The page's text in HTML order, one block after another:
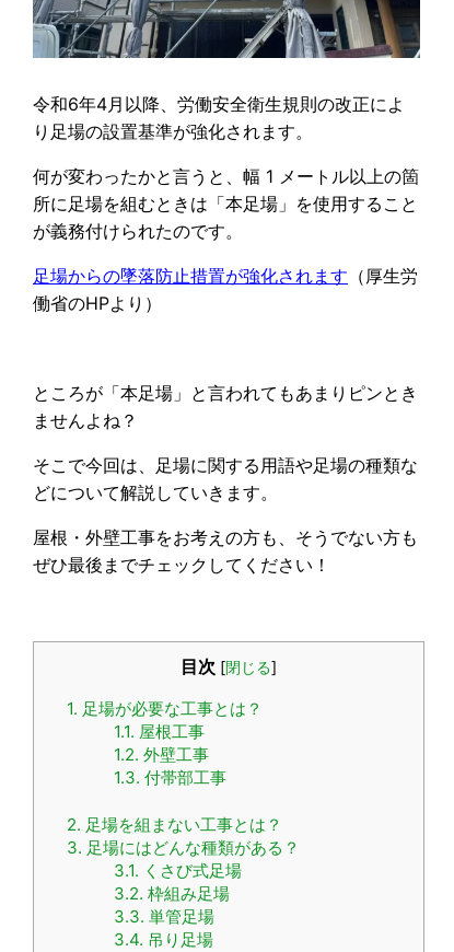
令和6年4月以降、労働安全衛生規則の改正によ
り足場の設置基準が強化されます。
何が変わったかと言うと、幅 1 メートル以上の箇
所に足場を組むときは「本足場」を使用すること
が義務付けられたのです。
足場からの墜落防止措置が強化されます （厚生労
働省のHPより）
ところが「本足場」と言われてもあまりピンとき
ませんよね？
そこで今回は、足場に関する用語や足場の種類な
どについて解説していきます。
屋根・外壁工事をお考えの方も、そうでない方も
ぜひ最後までチェックしてください！
目次 [閉じる]
1. 足場が必要な工事とは？
1.1. 屋根工事
1.2. 外壁工事
1.3. 付帯部工事
2. 足場を組まない工事とは？
3. 足場にはどんな種類がある？
3.1. くさび式足場
3.2. 枠組み足場
3.3. 単管足場
3.4. 吊り足場